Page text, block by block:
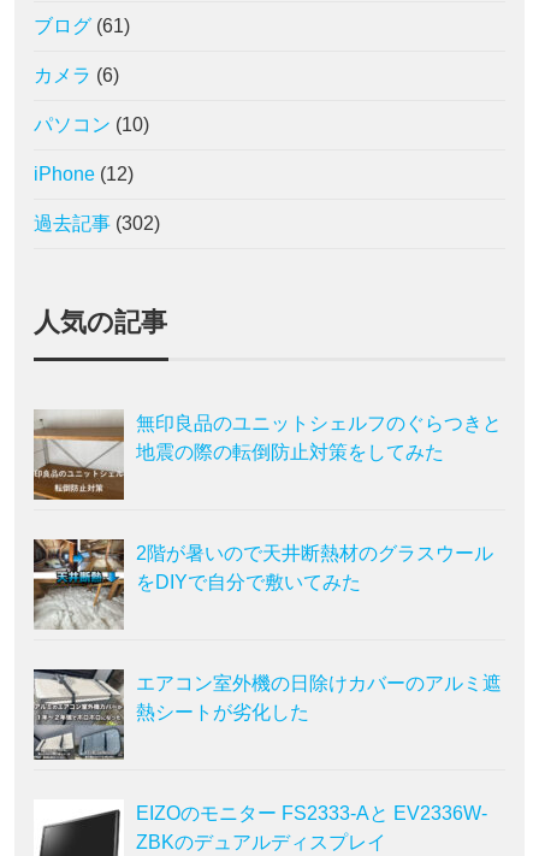
ブログ (61)
カメラ (6)
パソコン (10)
iPhone (12)
過去記事 (302)
人気の記事
無印良品のユニットシェルフのぐらつきと
地震の際の転倒防止対策をしてみた
2階が暑いので天井断熱材のグラスウール
をDIYで自分で敷いてみた
エアコン室外機の日除けカバーのアルミ遮
熱シートが劣化した
EIZOのモニター FS2333-Aと EV2336W-
ZBKのデュアルディスプレイ